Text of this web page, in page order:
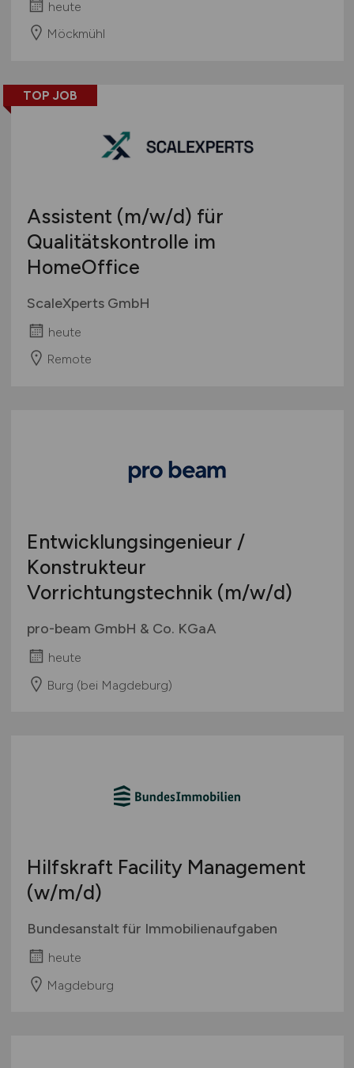
heute
Möckmühl
TOP JOB
Assistent (m/w/d) für
Qualitätskontrolle im
HomeOffice
ScaleXperts GmbH
heute
Remote
Entwicklungsingenieur /
Konstrukteur
Vorrichtungstechnik (m/w/d)
pro-beam GmbH & Co. KGaA
heute
Burg (bei Magdeburg)
Hilfskraft Facility Management
(w/m/d)
Bundesanstalt für Immobilienaufgaben
heute
Magdeburg